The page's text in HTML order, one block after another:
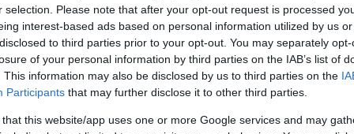
selection. Please note that after your opt-out request is processed
interest-based ads based on personal information utilized by us
to third parties prior to your opt-out. You may separately
of your personal information by third parties on the IAB’s list of
This information may also be disclosed by us to third parties on the
Participants that may further disclose it to other third parties.
that this website/app uses one or more Google services and may
ΗΠΑ, τι συνέβη
στο Εσουατίνι (πρώην Σουαζιλάνδη) και «διέλυσε
τυχερά παιγνίδια στο Ίντερνετ και έκανε ξέπλυμα
σφετερισμό ταυτότητας».
αναπαράσταση ενός βραζιλιάνικου αστυνομικού